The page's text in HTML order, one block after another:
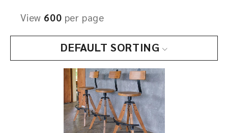
DEFAULT SORTING
View 600 per page